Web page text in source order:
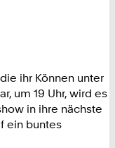
ihr Können unter
um 19 Uhr, wird es
in ihre nächste
ein buntes